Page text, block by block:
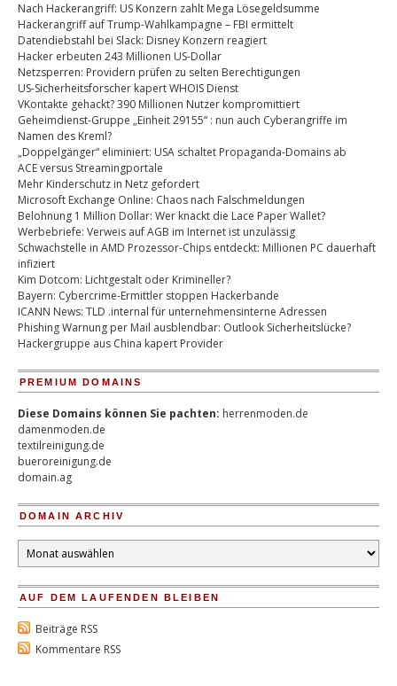
Nach Hackerangriff: US Konzern zahlt Mega Lösegeldsumme
Hackerangriff auf Trump-Wahlkampagne – FBI ermittelt
Datendiebstahl bei Slack: Disney Konzern reagiert
Hacker erbeuten 243 Millionen US-Dollar
Netzsperren: Providern prüfen zu selten Berechtigungen
US-Sicherheitsforscher kapert WHOIS Dienst
VKontakte gehackt? 390 Millionen Nutzer kompromittiert
Geheimdienst-Gruppe „Einheit 29155“ : nun auch Cyberangriffe im
Namen des Kreml?
„Doppelgänger“ eliminiert: USA schaltet Propaganda-Domains ab
ACE versus Streamingportale
Mehr Kinderschutz in Netz gefordert
Microsoft Exchange Online: Chaos nach Falschmeldungen
Belohnung 1 Million Dollar: Wer knackt die Lace Paper Wallet?
Werbebriefe: Verweis auf AGB im Internet ist unzulässig
Schwachstelle in AMD Prozessor-Chips entdeckt: Millionen PC dauerhaft
infiziert
Kim Dotcom: Lichtgestalt oder Krimineller?
Bayern: Cybercrime-Ermittler stoppen Hackerbande
ICANN News: TLD .internal für unternehmensinterne Adressen
Phishing Warnung per Mail ausblendbar: Outlook Sicherheitslücke?
Hackergruppe aus China kapert Provider
PREMIUM DOMAINS
Diese Domains können Sie pachten: herrenmoden.de
damenmoden.de
textilreinigung.de
bueroreinigung.de
domain.ag
DOMAIN ARCHIV
Domain
Archiv
AUF DEM LAUFENDEN BLEIBEN
Beiträge RSS
Kommentare RSS